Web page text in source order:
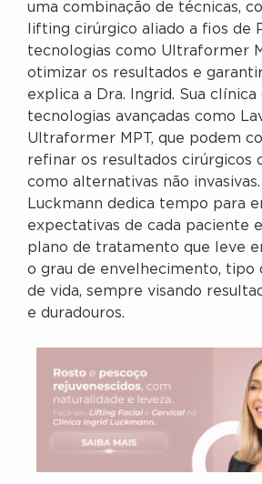
uma combinação de técnicas,
lifting cirúrgico aliado a fios de
tecnologias como Ultraformer
otimizar os resultados e
explica a Dra. Ingrid. Sua clínica
tecnologias avançadas como
Ultraformer MPT, que podem
refinar os resultados cirúrgicos
como alternativas não
Luckmann dedica tempo para
expectativas de cada paciente
plano de tratamento que leve
o grau de envelhecimento, tipo
de vida, sempre visando
e duradouros.